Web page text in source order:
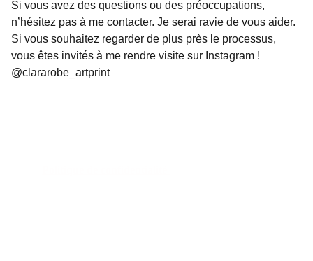
Si vous avez des questions ou des préoccupations,
n’hésitez pas à me contacter. Je serai ravie de vous aider.
Si vous souhaitez regarder de plus près le processus,
vous êtes invités à me rendre visite sur Instagram !
@clararobe_artprint